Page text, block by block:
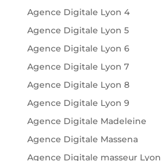
Agence Digitale Lyon 4
Agence Digitale Lyon 5
Agence Digitale Lyon 6
Agence Digitale Lyon 7
Agence Digitale Lyon 8
Agence Digitale Lyon 9
Agence Digitale Madeleine
Agence Digitale Massena
Agence Digitale masseur Lyon